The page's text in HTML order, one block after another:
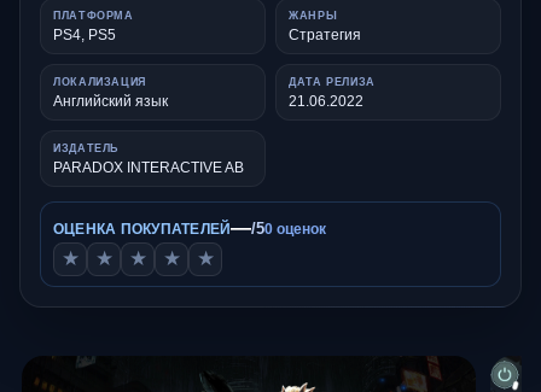
ПЛАТФОРМА
PS4, PS5
ЖАНРЫ
Стратегия
ЛОКАЛИЗАЦИЯ
Английский язык
ДАТА РЕЛИЗА
21.06.2022
ИЗДАТЕЛЬ
PARADOX INTERACTIVE AB
ОЦЕНКА ПОКУПАТЕЛЕЙ—/50 оценок
★ ★ ★ ★ ★